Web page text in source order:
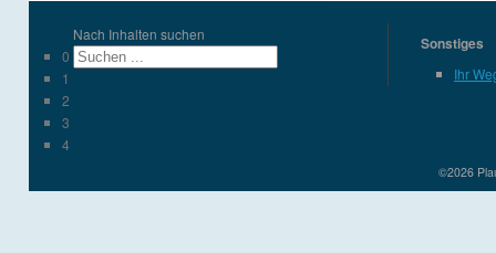
0
1
2
3
4
Nach Inhalten suchen Sonstiges
Ihr
©2026